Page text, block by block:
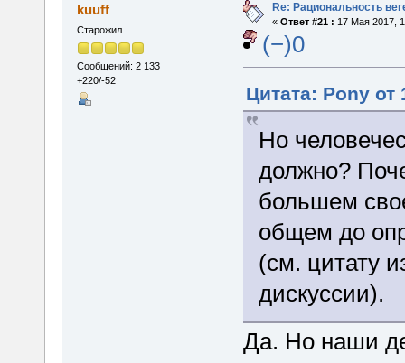
kuuff
Старожил
Сообщений: 2 133
+220/-52
Re: Рациональность
« Ответ #21 : 17 Мая 2017,
(−)0
Цитата: Pony от
Но
должно?
большем
общем до
(см. цитату
дискуссии).
Да. Но наши